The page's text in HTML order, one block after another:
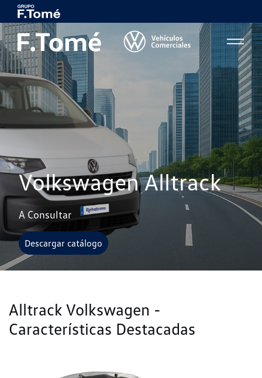
Volkswagen Alltrack
A Consultar
Descargar catálogo
Alltrack Volkswagen -
Características Destacadas